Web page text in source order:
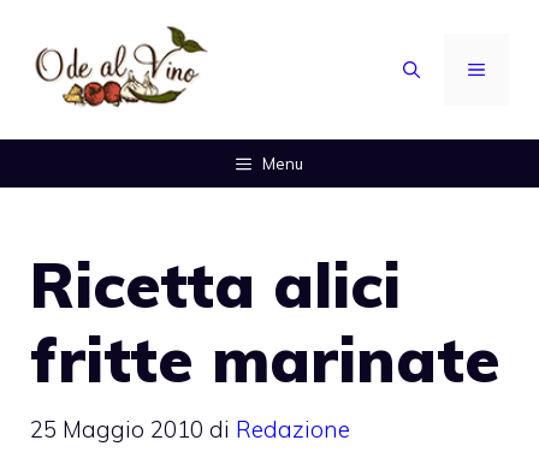
contenuto
MENU
Menu
Ricetta alici
fritte marinate
25 Maggio 2010 di Redazione